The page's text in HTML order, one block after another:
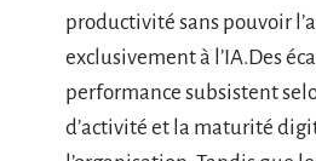
productivité sans pouvoir
exclusivement à l’IA.Des
performance subsistent
d’activité et la maturité